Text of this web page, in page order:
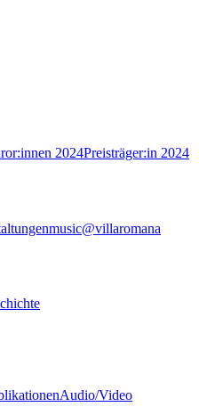
2024Preisträger:in 2024
music@villaromana
Audio/Video